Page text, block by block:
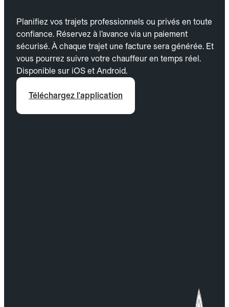
Planifiez vos trajets professionnels ou privés en toute
confiance. Réservez à l’avance via un paiement
sécurisé. À chaque trajet une facture sera générée. Et
vous pourrez suivre votre chauffeur en temps réel.
Disponible sur iOS et Android.
Téléchargez l'application